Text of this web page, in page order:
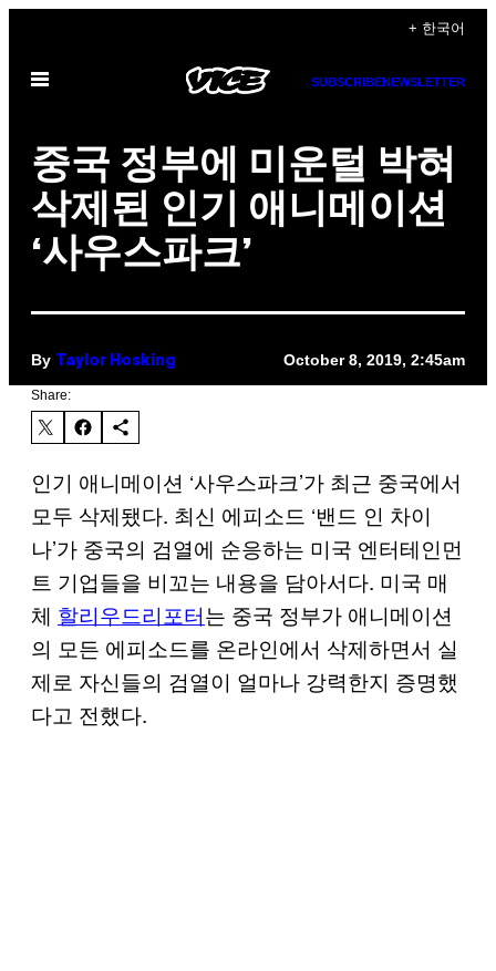
content
+ 한국어
Open
SUBSCRIBENEWSLETTER
중국 정부에 미운털 박혀
삭제된 인기 애니메이션
‘사우스파크’
By Taylor Hosking October 8, 2019, 2:45am
Share:
인기 애니메이션 ‘사우스파크’가 최근 중국에서
모두 삭제됐다. 최신 에피소드 ‘밴드 인 차이
나’가 중국의 검열에 순응하는 미국 엔터테인먼
트 기업들을 비꼬는 내용을 담아서다. 미국 매
체 할리우드리포터는 중국 정부가 애니메이션
의 모든 에피소드를 온라인에서 삭제하면서 실
제로 자신들의 검열이 얼마나 강력한지 증명했
다고 전했다.